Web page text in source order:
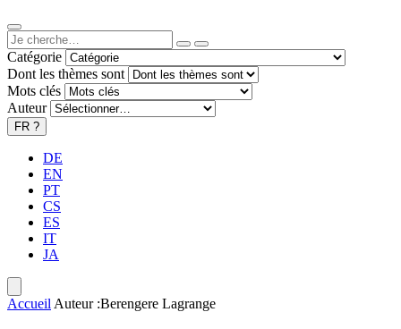
Catégorie
Dont les thèmes sont
Mots clés
Auteur
FR ?
DE
EN
PT
CS
ES
IT
JA
Accueil Auteur :Berengere Lagrange